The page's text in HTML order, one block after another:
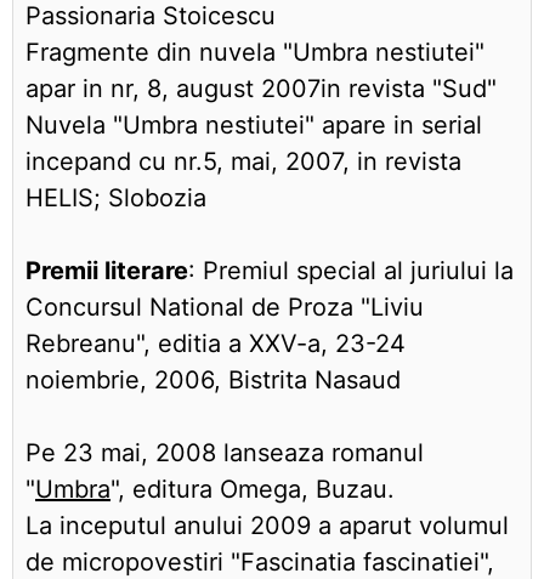
Passionaria Stoicescu
Fragmente din nuvela "Umbra nestiutei"
apar in nr, 8, august 2007in revista "Sud"
Nuvela "Umbra nestiutei" apare in serial
incepand cu nr.5, mai, 2007, in revista
HELIS; Slobozia
Premii literare: Premiul special al juriului la
Concursul National de Proza "Liviu
Rebreanu", editia a XXV-a, 23-24
noiembrie, 2006, Bistrita Nasaud
Pe 23 mai, 2008 lanseaza romanul
"Umbra", editura Omega, Buzau.
La inceputul anului 2009 a aparut volumul
de micropovestiri "Fascinatia fascinatiei",